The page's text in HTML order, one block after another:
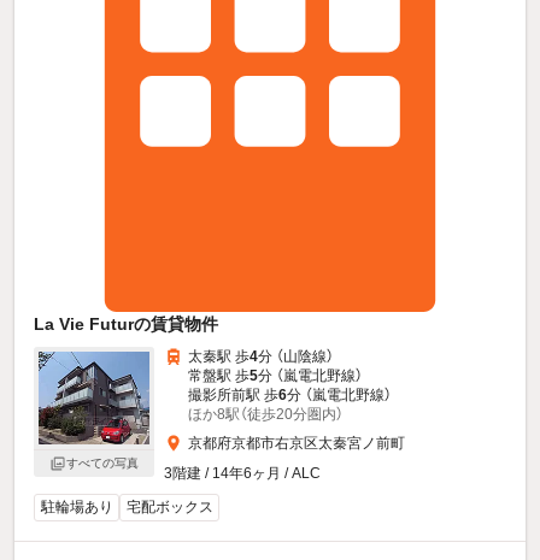
La Vie Futurの賃貸物件
すべての写真
太秦駅 歩4分 （山陰線）
常盤駅 歩5分 （嵐電北野線）
撮影所前駅 歩6分 （嵐電北野線）
ほか8駅（徒歩20分圏内）
京都府京都市右京区太秦宮ノ前町
3階建 / 14年6ヶ月 / ALC
駐輪場あり
宅配ボックス